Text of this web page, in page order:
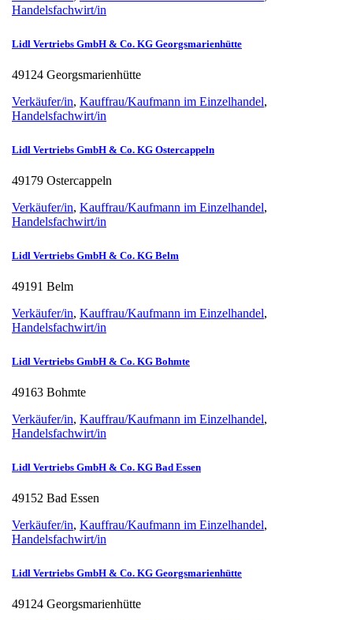
Handelsfachwirt/in
Lidl Vertriebs GmbH & Co. KG Georgsmarienhütte
49124 Georgsmarienhütte
Verkäufer/in, Kauffrau/Kaufmann im Einzelhandel,
Handelsfachwirt/in
Lidl Vertriebs GmbH & Co. KG Ostercappeln
49179 Ostercappeln
Verkäufer/in, Kauffrau/Kaufmann im Einzelhandel,
Handelsfachwirt/in
Lidl Vertriebs GmbH & Co. KG Belm
49191 Belm
Verkäufer/in, Kauffrau/Kaufmann im Einzelhandel,
Handelsfachwirt/in
Lidl Vertriebs GmbH & Co. KG Bohmte
49163 Bohmte
Verkäufer/in, Kauffrau/Kaufmann im Einzelhandel,
Handelsfachwirt/in
Lidl Vertriebs GmbH & Co. KG Bad Essen
49152 Bad Essen
Verkäufer/in, Kauffrau/Kaufmann im Einzelhandel,
Handelsfachwirt/in
Lidl Vertriebs GmbH & Co. KG Georgsmarienhütte
49124 Georgsmarienhütte